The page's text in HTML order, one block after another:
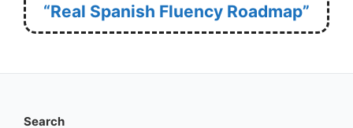
“Real Spanish Fluency Roadmap”
Search